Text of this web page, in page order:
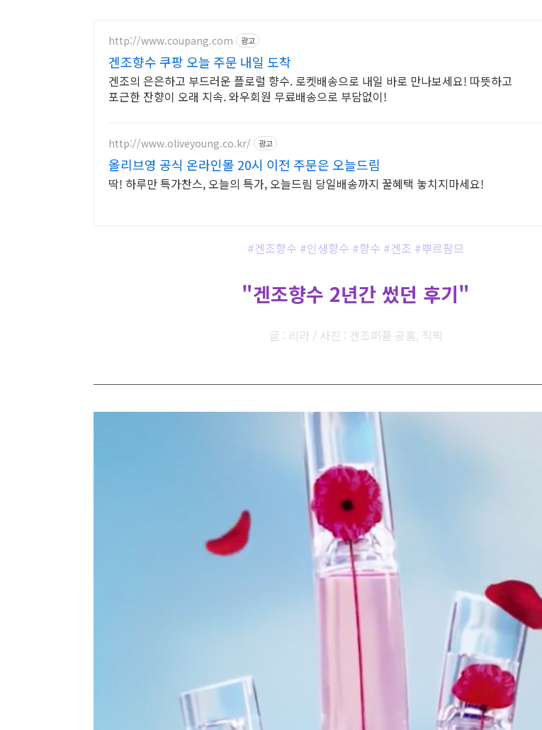
http://www.coupang.com 광고
겐조향수 쿠팡 오늘 주문 내일 도착
겐조의 은은하고 부드러운 플로럴 향수. 로켓배송으로 내일 바로 만나보세요! 따뜻하고
포근한 잔향이 오래 지속. 와우회원 무료배송으로 부담없이!
http://www.oliveyoung.co.kr/ 광고
올리브영 공식 온라인몰 20시 이전 주문은 오늘드림
딱! 하루만 특가찬스, 오늘의 특가, 오늘드림 당일배송까지 꿀혜택 놓치지마세요!
#겐조향수 #인생향수 #향수 #겐조 #뿌르팜므
"겐조향수 2년간 썼던 후기"
글 : 리라 / 사진 : 겐조퍼퓸 공홈, 직찍